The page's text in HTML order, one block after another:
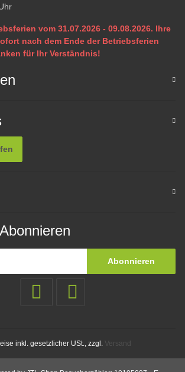
vom 31.07.2026 - 09.08.2026. Ihre
nach dem Ende der Betriebsferien
für Ihr Verständnis!
Abonnieren
inkl. gesetzlicher USt., zzgl. Versand